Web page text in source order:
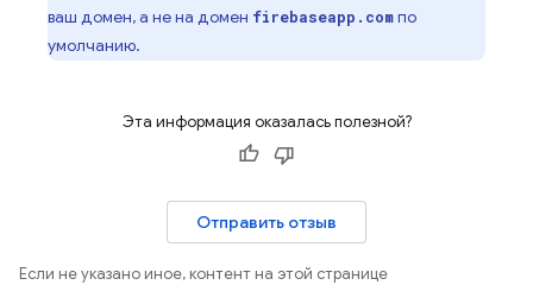
ваш домен, а не на домен firebaseapp.comпо
умолчанию.
Эта информация оказалась полезной?
Отправить отзыв
Если не указано иное, контент на этой странице